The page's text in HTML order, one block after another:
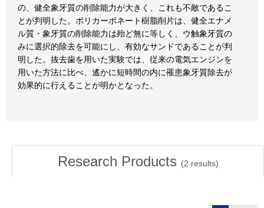
の、健全象牙質の削除能力が大きく、これも不敵であるこ
とが判明した。ポリカーボネート樹脂削片は、健全エナメ
ル質・象牙質の削除能力は殆ど無に等しく、ウ触象牙質の
みに選択的除去を可能にし、有効なサンドであることが判
明した。抜去歯を用いた実験では、従来の電気エンジンを
用いた方法に比べ、遙かに短時間の内に罹患象牙質除去が
効果的に行えることが明かとなった。
Research Products (2 results)